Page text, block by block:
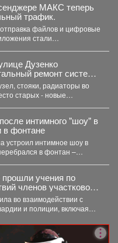
МАКС теперь
трафик.
файлов и цифровые
стали
Дузенко
ремонт системы
стояки, радиаторы во
старых - новые
интимного "шоу" в
в фонтане
устроил интимное шоу в
в фонтан –
учения по
членов участковой
в нештатных
выборах.
во взаимодействии с
и полиции, включая